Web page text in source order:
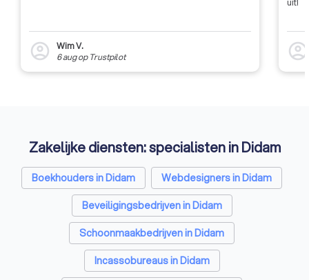
account_circle
Wim V.
6 augop Trustpilot
uit!
account_circle
Zakelijke diensten: specialisten in Didam
Boekhouders in Didam
Webdesigners in Didam
Beveiligingsbedrijven in Didam
Schoonmaakbedrijven in Didam
Incassobureaus in Didam